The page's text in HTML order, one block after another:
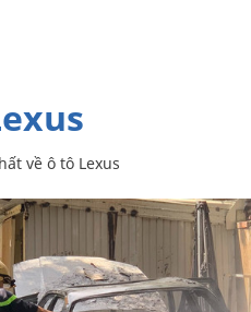
về ô tô Lexus